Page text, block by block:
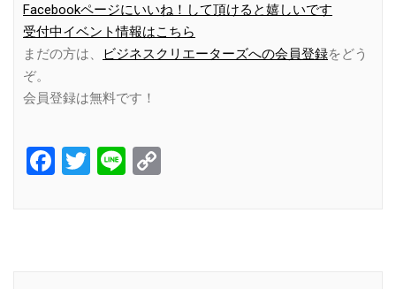
Facebookページにいいね！して頂けると嬉しいです
受付中イベント情報はこちら
まだの方は、
ビジネスクリエーターズへの会員登録をどう
ぞ。
会員登録は無料です！
Facebook
Twitter
Line